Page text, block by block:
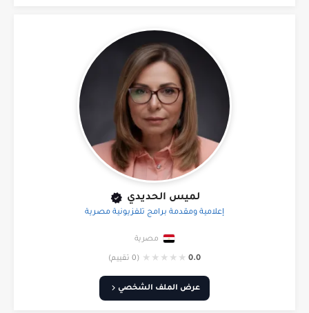
لميس الحديدي
إعلامية ومقدمة برامج تلفزيونية مصرية
مصرية
0.0
★
★
★
★
★ (0 تقييم)
عرض الملف الشخصي